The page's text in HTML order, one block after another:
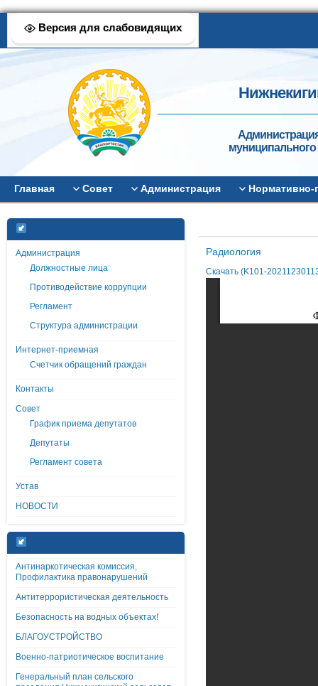
Версия для слабовидящих
муниципального
Главная Совет Администрация
Администрация
Должностные лица
Противодействие коррупции
Регламент
Структура администрации
Интернет-приемная
Счетчик обращений граждан
Контакты
Совет
График приема депутатов
Депутаты
Регламент совета
Устав
НОВОСТИ
Антинаркотическая комиссия,
Профилактика правонарушений
Антитеррористическая деятельность
Безопасность на водных объектах!
БЛАГОУСТРОЙСТВО
Военно-патриотическое воспитание
Генеральный план сельского
Радиология
Скачать (K101-